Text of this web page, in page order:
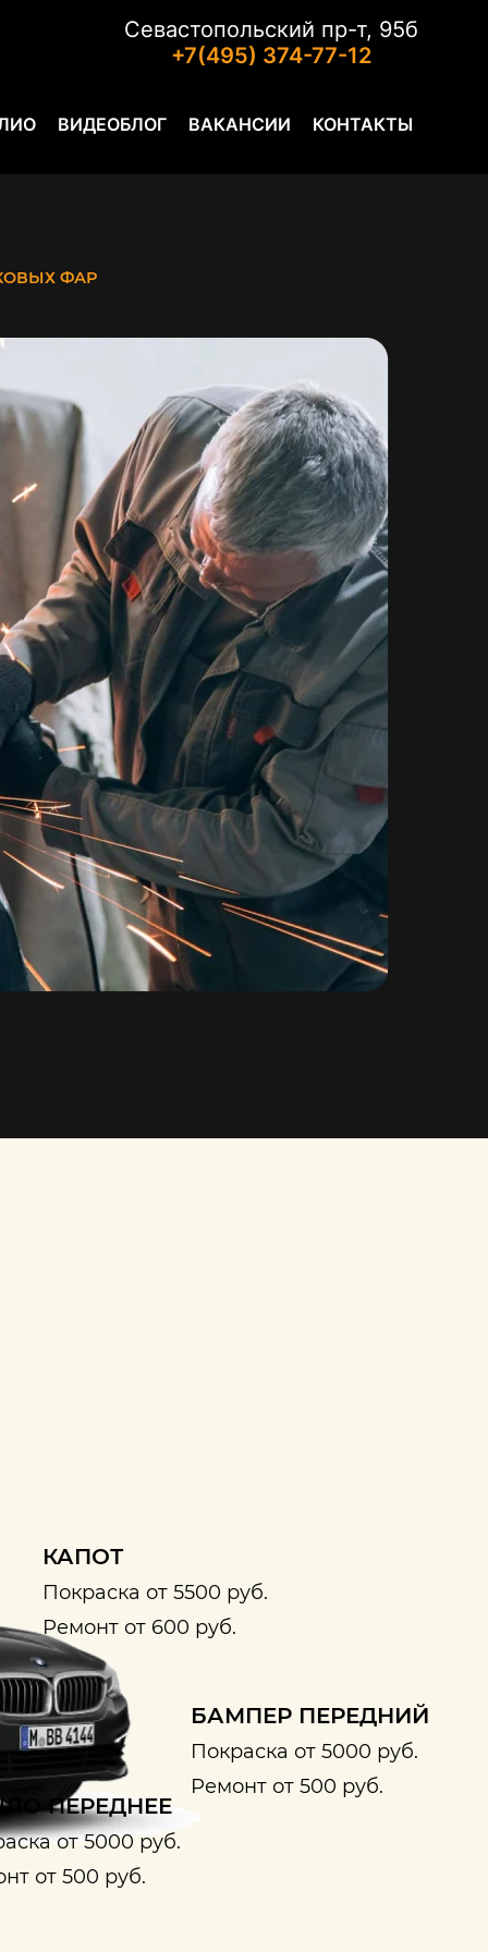
Севастопольский пр-т, 95б
+7(495) 374-77-12
ВИДЕОБЛОГ ВАКАНСИИ КОНТАКТЫ
ФАР
КАПОТ
Покраска от 5500 руб.
Ремонт от 600 руб.
БАМПЕР ПЕРЕДНИЙ
Покраска от 5000 руб.
Ремонт от 500 руб.
ПЕРЕДНЕЕ
от 5000 руб.
от 500 руб.